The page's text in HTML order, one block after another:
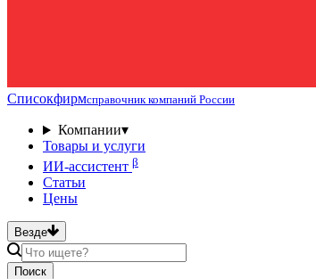
Списокфирмсправочник компаний России
Компании▾
Товары и услуги
ИИ-ассистент β
Статьи
Цены
Везде
Поиск